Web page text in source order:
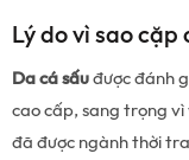
Lý do vì sao cặp
Da cá sấuđược đánh
cao cấp, sang trọng vì
đã được ngành thời